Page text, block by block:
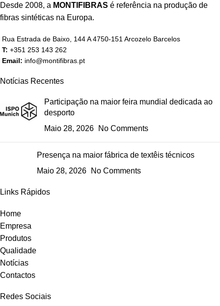
Desde 2008, a MONTIFIBRAS é referência na produção de
fibras sintéticas na Europa.
Rua Estrada de Baixo, 144 A 4750-151 Arcozelo Barcelos
T: +351 253 143 262
Email: info@montifibras.pt
Notícias Recentes
Participação na maior feira mundial dedicada ao
desporto
Maio 28, 2026
No Comments
Presença na maior fábrica de textêis técnicos
Maio 28, 2026
No Comments
Links Rápidos
Home
Empresa
Produtos
Qualidade
Notícias
Contactos
Redes Sociais